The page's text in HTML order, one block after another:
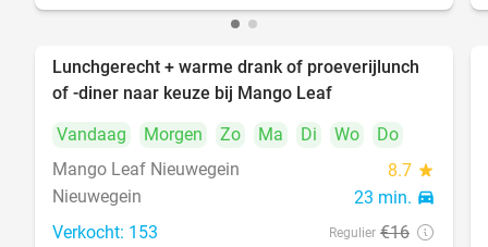
41%
Lunchgerecht + warme drank of proeverijlunch
of -diner naar keuze bij Mango Leaf
Vandaag
Morgen Zo Ma Di Wo
Do
Mango Leaf Nieuwegein
8.7 star
Nieuwegein 23 min. directions_car
Verkocht: 153 Regulier €16